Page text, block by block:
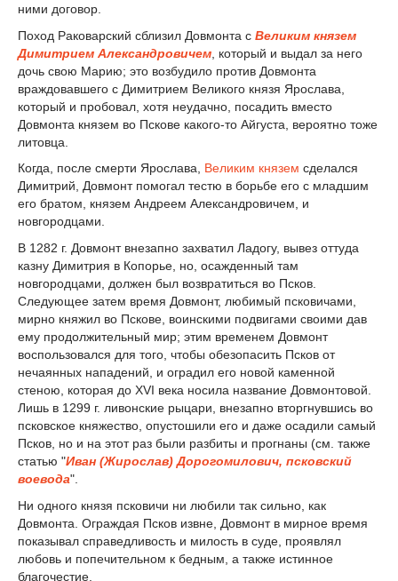
ними договор.
Поход Раковарский сблизил Довмонта с Великим князем
Димитрием Александровичем , который и выдал за него
дочь свою Марию; это возбудило против Довмонта
враждовавшего с Димитрием Великого князя Ярослава,
который и пробовал, хотя неудачно, посадить вместо
Довмонта князем во Пскове какого-то Айгуста, вероятно тоже
литовца.
Когда, после смерти Ярослава, Великим князем сделался
Димитрий, Довмонт помогал тестю в борьбе его с младшим
его братом, князем Андреем Александровичем, и
новгородцами.
В 1282 г. Довмонт внезапно захватил Ладогу, вывез оттуда
казну Димитрия в Копорье, но, осажденный там
новгородцами, должен был возвратиться во Псков.
Следующее затем время Довмонт, любимый псковичами,
мирно княжил во Пскове, воинскими подвигами своими дав
ему продолжительный мир; этим временем Довмонт
воспользовался для того, чтобы обезопасить Псков от
нечаянных нападений, и оградил его новой каменной
стеною, которая до XVI века носила название Довмонтовой.
Лишь в 1299 г. ливонские рыцари, внезапно вторгнувшись во
псковское княжество, опустошили его и даже осадили самый
Псков, но и на этот раз были разбиты и прогнаны (см. также
статью "Иван (Жирослав) Дорогомилович, псковский
воевода".
Ни одного князя псковичи ни любили так сильно, как
Довмонта. Ограждая Псков извне, Довмонт в мирное время
показывал справедливость и милость в суде, проявлял
любовь и попечительном к бедным, а также истинное
благочестие.